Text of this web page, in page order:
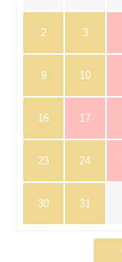
2 3
9 10
16 17
23 24
30 31